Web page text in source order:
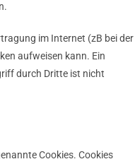
im Internet (zB bei der
aufweisen kann. Ein
durch Dritte ist nicht
Cookies. Cookies